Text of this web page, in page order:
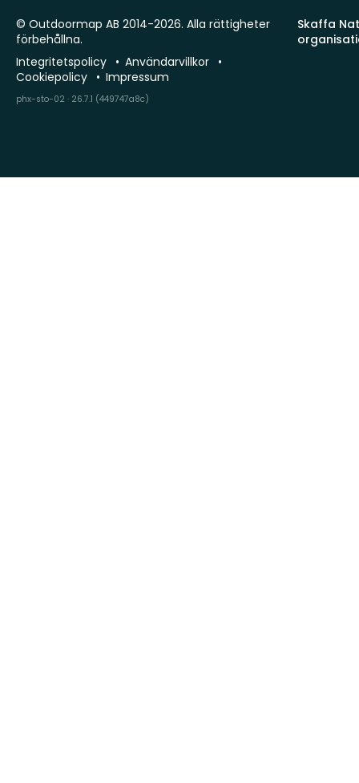
Skaffa
© Outdoormap AB 2014-2026. Alla rättigheter
förbehållna.
Integritetspolicy
Användarvillkor
Cookiepolicy
Impressum
phx-sto-02 · 26.7.1 (449747a8c)